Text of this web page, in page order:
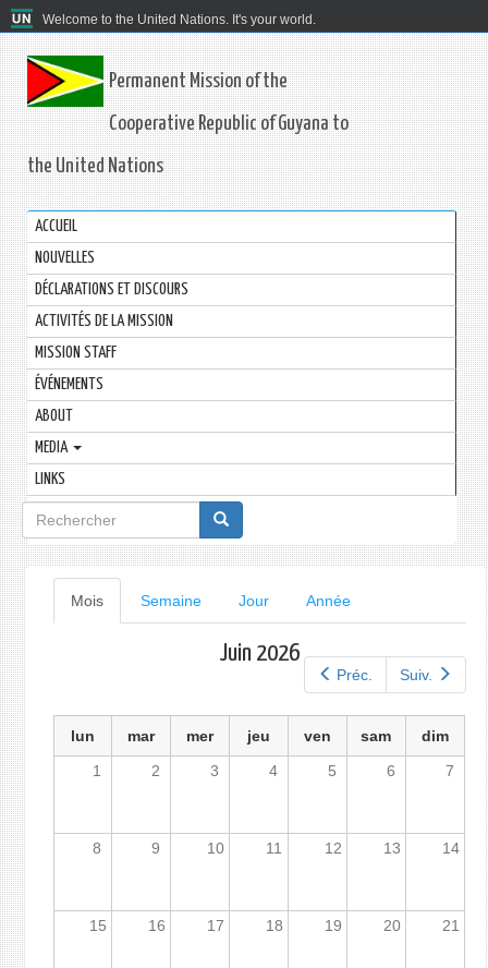
Welcome to the United Nations. It's your world.
Permanent Mission of the
Cooperative Republic of Guyana to
the United Nations
ACCUEIL
NOUVELLES
DÉCLARATIONS ET DISCOURS
ACTIVITÉS DE LA MISSION
MISSION STAFF
ÉVÉNEMENTS
ABOUT
MEDIA
LINKS
Formulaire
de
recherche
Onglets
principaux
Mois(onglet
actif)
Semaine Jour Année
Préc. Suiv.
Juin 2026
lun mar mer jeu ven sam
dim
1
2 3 4 5 6 7
8 9 10 11 12 13 14
15 16 17 18 19 20 21